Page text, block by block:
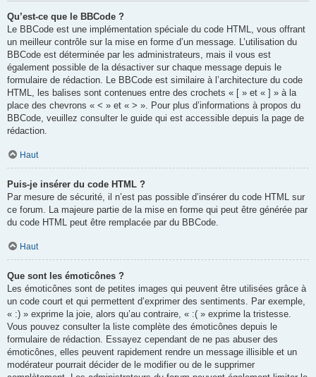
Qu’est-ce que le BBCode ?
Le BBCode est une implémentation spéciale du code HTML, vous offrant
un meilleur contrôle sur la mise en forme d’un message. L’utilisation du
BBCode est déterminée par les administrateurs, mais il vous est
également possible de la désactiver sur chaque message depuis le
formulaire de rédaction. Le BBCode est similaire à l’architecture du code
HTML, les balises sont contenues entre des crochets « [ » et « ] » à la
place des chevrons « < » et « > ». Pour plus d’informations à propos du
BBCode, veuillez consulter le guide qui est accessible depuis la page de
rédaction.
Haut
Puis-je insérer du code HTML ?
Par mesure de sécurité, il n’est pas possible d’insérer du code HTML sur
ce forum. La majeure partie de la mise en forme qui peut être générée par
du code HTML peut être remplacée par du BBCode.
Haut
Que sont les émoticônes ?
Les émoticônes sont de petites images qui peuvent être utilisées grâce à
un code court et qui permettent d’exprimer des sentiments. Par exemple,
« :) » exprime la joie, alors qu’au contraire, « :( » exprime la tristesse.
Vous pouvez consulter la liste complète des émoticônes depuis le
formulaire de rédaction. Essayez cependant de ne pas abuser des
émoticônes, elles peuvent rapidement rendre un message illisible et un
modérateur pourrait décider de le modifier ou de le supprimer